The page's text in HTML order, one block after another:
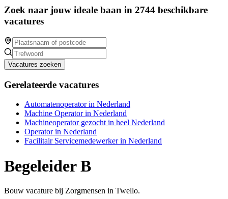
Zoek naar jouw ideale baan in 2744 beschikbare
vacatures
Vacatures zoeken
Gerelateerde vacatures
Automatenoperator in Nederland
Machine Operator in Nederland
Machineoperator gezocht in heel Nederland
Operator in Nederland
Facilitair Servicemedewerker in Nederland
Begeleider B
Bouw vacature bij Zorgmensen in Twello.